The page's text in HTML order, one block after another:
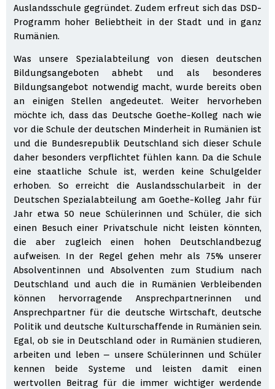
Auslandsschule gegründet. Zudem erfreut sich das DSD-
Programm hoher Beliebtheit in der Stadt und in ganz
Rumänien.
Was unsere Spezialabteilung von diesen deutschen
Bildungsangeboten abhebt und als besonderes
Bildungsangebot notwendig macht, wurde bereits oben
an einigen Stellen angedeutet. Weiter hervorheben
möchte ich, dass das Deutsche Goethe-Kolleg nach wie
vor die Schule der deutschen Minderheit in Rumänien ist
und die Bundesrepublik Deutschland sich dieser Schule
daher besonders verpflichtet fühlen kann. Da die Schule
eine staatliche Schule ist, werden keine Schulgelder
erhoben. So erreicht die Auslandsschularbeit in der
Deutschen Spezialabteilung am Goethe-Kolleg Jahr für
Jahr etwa 50 neue Schülerinnen und Schüler, die sich
einen Besuch einer Privatschule nicht leisten könnten,
die aber zugleich einen hohen Deutschlandbezug
aufweisen. In der Regel gehen mehr als 75% unserer
Absolventinnen und Absolventen zum Studium nach
Deutschland und auch die in Rumänien Verbleibenden
können hervorragende Ansprechpartnerinnen und
Ansprechpartner für die deutsche Wirtschaft, deutsche
Politik und deutsche Kulturschaffende in Rumänien sein.
Egal, ob sie in Deutschland oder in Rumänien studieren,
arbeiten und leben – unsere Schülerinnen und Schüler
kennen beide Systeme und leisten damit einen
wertvollen Beitrag für die immer wichtiger werdende